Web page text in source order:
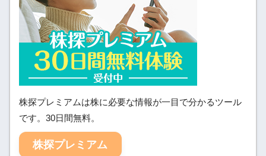
株探プレミアムは株に必要な情報が一目で分かるツール
です。30日間無料。
株探プレミアム